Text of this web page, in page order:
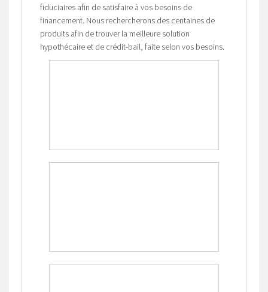
fiduciaires afin de satisfaire à vos besoins de
financement. Nous rechercherons des centaines de
produits afin de trouver la meilleure solution
hypothécaire et de crédit-bail, faite selon vos besoins.